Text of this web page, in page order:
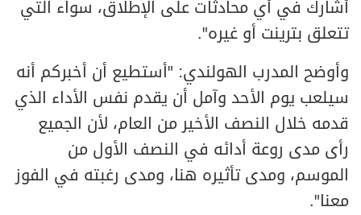
أشارك في أي محادثات على الإطلاق، سواء التي
تتعلق بترينت أو غيره".
وأوضح المدرب الهولندي: "أستطيع أن أخبركم أنه
سيلعب يوم الأحد وآمل أن يقدم نفس الأداء الذي
قدمه خلال النصف الأخير من العام، لأن الجميع
رأى مدى روعة أدائه في النصف الأول من
الموسم، ومدى تأثيره هنا، ومدى رغبته في الفوز
معنا".